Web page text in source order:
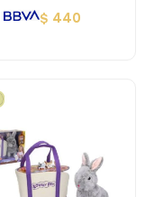
$ 440